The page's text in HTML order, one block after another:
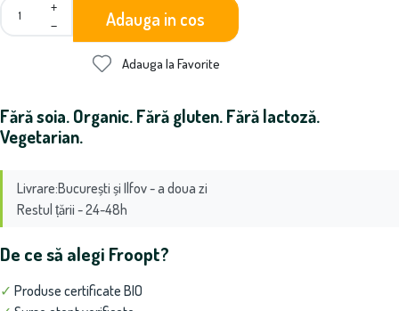
Fără soia. Organic. Fără gluten. Fără lactoză.
Vegetarian.
+
−
Adauga in cos
Adauga la Favorite
Livrare:București și Ilfov - a doua zi
Restul țării - 24-48h
De ce să alegi Froopt?
✓ Produse certificate BIO